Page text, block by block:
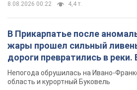
8.08.2026 00:22 4,4 т.
В Прикарпатье после
жары прошел сильный
дороги превратились в реки.
Непогода обрушилась на Ивано-
область и курортный Буковель